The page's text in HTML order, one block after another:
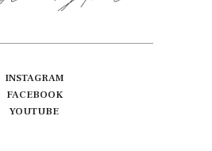
INSTAGRAM
FACEBOOK
YOUTUBE